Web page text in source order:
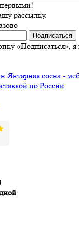
первыми!
рассылку.
«Подписаться»,